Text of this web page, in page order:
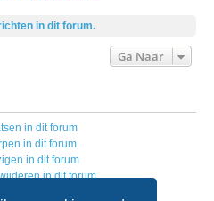
in dit forum.
Ga Naar
in dit forum
in dit forum
in dit forum
in dit forum